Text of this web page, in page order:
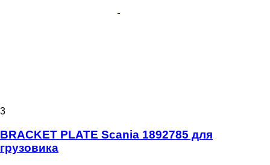
3
BRACKET PLATE Scania 1892785 для
грузовика